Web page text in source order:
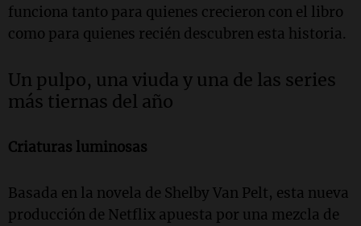
funciona tanto para quienes crecieron con el libro
como para quienes recién descubren esta historia.
Un pulpo, una viuda y una de las series
más tiernas del año
Criaturas luminosas
Basada en la novela de Shelby Van Pelt, esta nueva
producción de Netflix apuesta por una mezcla de